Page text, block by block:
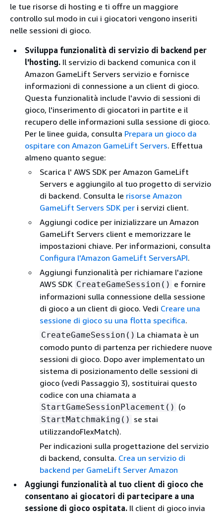
le tue risorse di hosting e ti offre un maggiore
controllo sul modo in cui i giocatori vengono inseriti
nelle sessioni di gioco.
Sviluppa funzionalità di servizio di backend per
l'hosting. Il servizio di backend comunica con il
Amazon GameLift Servers servizio e fornisce
informazioni di connessione a un client di gioco.
Questa funzionalità include l'avvio di sessioni di
gioco, l'inserimento di giocatori in partite e il
recupero delle informazioni sulla sessione di gioco.
Per le linee guida, consulta Prepara un gioco da
ospitare con Amazon GameLift Servers. Effettua
almeno quanto segue:
Scarica l' AWS SDK per Amazon GameLift
Servers e aggiungilo al tuo progetto di servizio
di backend. Consulta le risorse Amazon
GameLift Servers SDK per i servizi client.
Aggiungi codice per inizializzare un Amazon
GameLift Servers client e memorizzare le
impostazioni chiave. Per informazioni, consulta
Configura l'Amazon GameLift ServersAPI.
Aggiungi funzionalità per richiamare l'azione
AWS SDK CreateGameSession() e fornire
informazioni sulla connessione della sessione
di gioco a un client di gioco. Vedi Creare una
sessione di gioco su una flotta specifica.
CreateGameSession() La chiamata è un
comodo punto di partenza per richiedere nuove
sessioni di gioco. Dopo aver implementato un
sistema di posizionamento delle sessioni di
gioco (vedi Passaggio 3), sostituirai questo
codice con una chiamata a
StartGameSessionPlacement() (o
StartMatchmaking() se stai
utilizzandoFlexMatch).
Per indicazioni sulla progettazione del servizio
di backend, consulta. Crea un servizio di
backend per GameLift Server Amazon
Aggiungi funzionalità al tuo client di gioco che
consentano ai giocatori di partecipare a una
sessione di gioco ospitata. Il client di gioco invia